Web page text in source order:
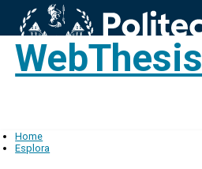
WebThesis
Home
Esplora